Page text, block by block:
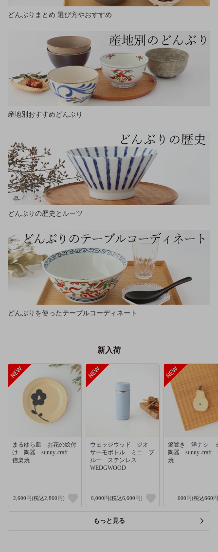
どんぶりまとめ 選び方やおすすめ
産地別おすすめどんぶり
どんぶりの歴史とルーツ
どんぶりを使ったテーブルコーディネート
新入荷
まるゆら皿 お花の絵付
け 陶器 sunny-craft
信楽焼
2,600円(税込2,860円)
ウェッジウッド ジオ
サーモボトル ミニ ブ
ルー ステンレス
WEDGWOOD
6,000円(税込6,600円)
箸置き 洋ナシ
陶器 sunny-craft
焼
600円(税込660
もっと見る